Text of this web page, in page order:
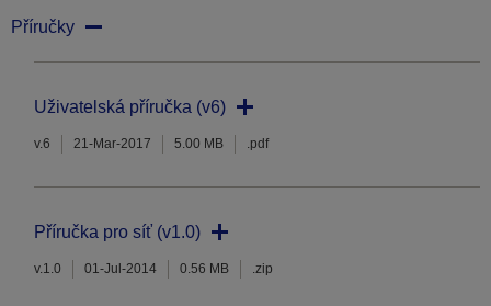
Příručky
Uživatelská příručka (v6)
v.6 21-Mar-2017 5.00 MB .pdf
Příručka pro síť (v1.0)
v.1.0 01-Jul-2014 0.56 MB .zip